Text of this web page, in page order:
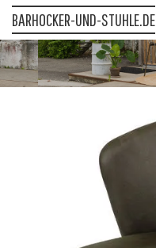
BARHOCKER-UND-STUHLE.DE